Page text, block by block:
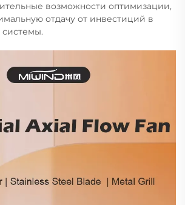
возможности оптимизации,
отдачу от инвестиций в